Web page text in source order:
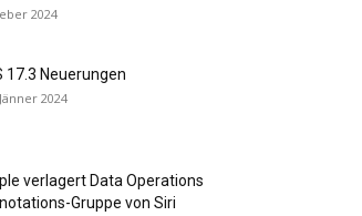
2024
17.3 Neuerungen
2024
verlagert Data Operations
Gruppe von Siri